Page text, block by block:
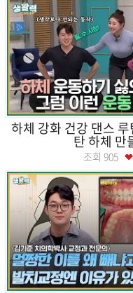
하체 강화 건강 댄스
탄 하체 만
조회 905